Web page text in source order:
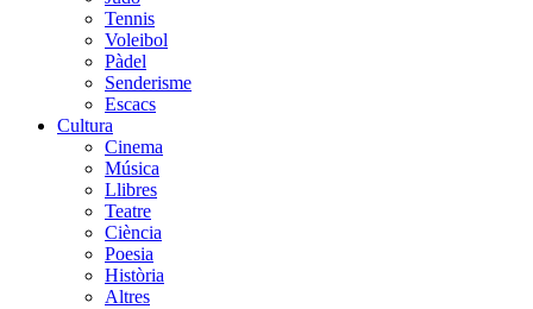
Tennis
Voleibol
Pàdel
Senderisme
Escacs
Cultura
Cinema
Música
Llibres
Teatre
Ciència
Poesia
Història
Altres